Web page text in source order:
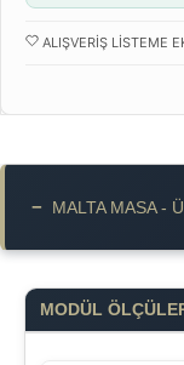
ALIŞVERIŞ LISTEME
− MALTA MASA -
MODÜL